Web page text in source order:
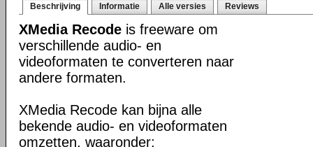
Beschrijving Informatie Alle versies Reviews
XMedia Recode is freeware om
verschillende audio- en
videoformaten te converteren naar
andere formaten.
XMedia Recode kan bijna alle
bekende audio- en videoformaten
omzetten, waaronder: